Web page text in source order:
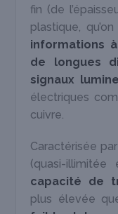
fin (de
plastique,
informations
de longues
signaux
électriques
cuivre.
Caractérisée par
(quasi-illimitée
capacité de
plus élevée